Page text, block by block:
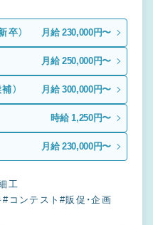
卒） 月給 230,000円〜
月給 250,000円〜
） 月給 300,000円〜
時給 1,250円〜
月給 230,000円〜
工
#コンテスト#販促・企画